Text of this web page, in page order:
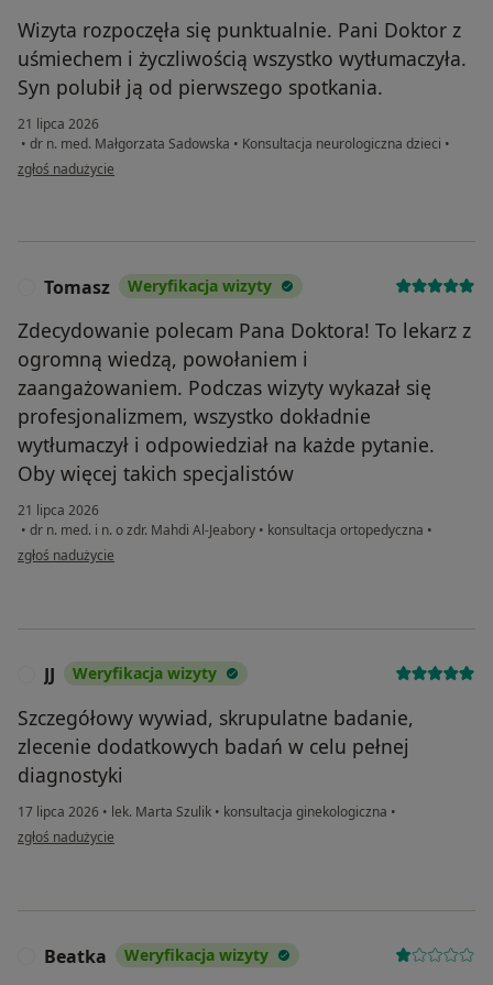
Wizyta rozpoczęła się punktualnie. Pani Doktor z
uśmiechem i życzliwością wszystko wytłumaczyła.
Syn polubił ją od pierwszego spotkania.
21 lipca 2026
• dr n. med. Małgorzata Sadowska • Konsultacja neurologiczna dzieci •
w opinii użytkownika Elżbieta
zgłoś nadużycie
Tomasz Weryfikacja wizyty
Zdecydowanie polecam Pana Doktora! To lekarz z
ogromną wiedzą, powołaniem i
zaangażowaniem. Podczas wizyty wykazał się
profesjonalizmem, wszystko dokładnie
wytłumaczył i odpowiedział na każde pytanie.
Oby więcej takich specjalistów
21 lipca 2026
• dr n. med. i n. o zdr. Mahdi Al-Jeabory • konsultacja ortopedyczna •
w opinii użytkownika Tomasz
zgłoś nadużycie
JJ Weryfikacja wizyty
Szczegółowy wywiad, skrupulatne badanie,
zlecenie dodatkowych badań w celu pełnej
diagnostyki
17 lipca 2026 • lek. Marta Szulik • konsultacja ginekologiczna •
w opinii użytkownika JJ
zgłoś nadużycie
Beatka Weryfikacja wizyty